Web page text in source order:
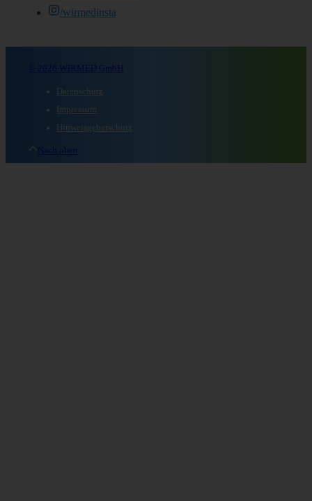
/wirmedinsta
© 2026 WIRMED GmbH
Datenschutz
Impressum
Hinweisgeberschutz
Nach oben